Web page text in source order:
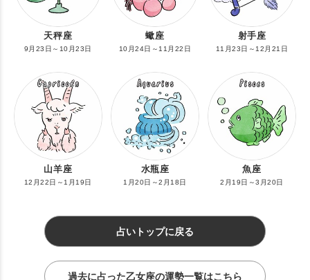
天秤座
9月23日～10月23日
蠍座
10月24日～11月22日
射手座
11月23日～12月21日
山羊座
12月22日～1月19日
水瓶座
1月20日～2月18日
魚座
2月19日～3月20日
占いトップに戻る
過去に占った乙女座の運勢一覧はこちら